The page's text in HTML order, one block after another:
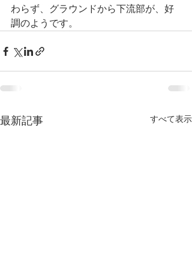
わらず、グラウンドから下流部が、好
調のようです。
最新記事 すべて表示